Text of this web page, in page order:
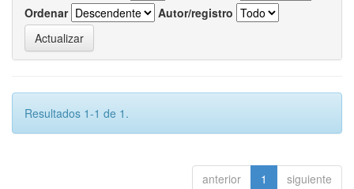
Ordenar
Autor/registro
Resultados 1-1 de 1.
anterior 1 siguiente